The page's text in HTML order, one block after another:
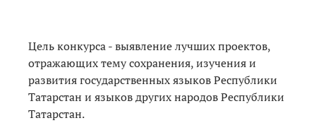
Цель конкурса - выявление лучших проектов,
отражающих тему сохранения, изучения и
развития государственных языков Республики
Татарстан и языков других народов Республики
Татарстан.